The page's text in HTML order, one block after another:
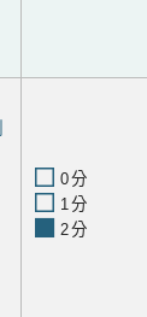
0分
1分
2分